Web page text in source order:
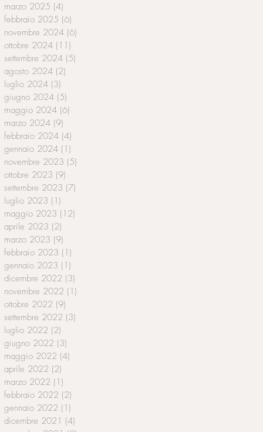
marzo 2025 (4)
febbraio 2025 (6)
novembre 2024 (6)
ottobre 2024 (11)
settembre 2024 (5)
agosto 2024 (2)
luglio 2024 (3)
giugno 2024 (5)
maggio 2024 (6)
marzo 2024 (9)
febbraio 2024 (4)
gennaio 2024 (1)
novembre 2023 (5)
ottobre 2023 (9)
settembre 2023 (7)
luglio 2023 (1)
maggio 2023 (12)
aprile 2023 (2)
marzo 2023 (9)
febbraio 2023 (1)
gennaio 2023 (1)
dicembre 2022 (3)
novembre 2022 (1)
ottobre 2022 (9)
settembre 2022 (3)
luglio 2022 (2)
giugno 2022 (3)
maggio 2022 (4)
aprile 2022 (2)
marzo 2022 (1)
febbraio 2022 (2)
gennaio 2022 (1)
dicembre 2021 (4)